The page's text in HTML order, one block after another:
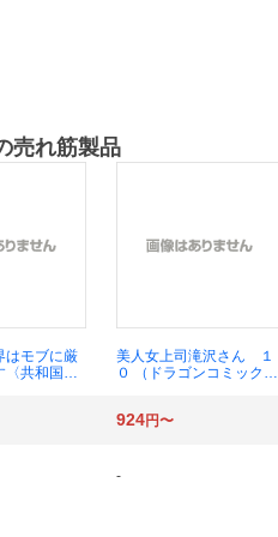
売れ筋製品
はモブに厳
〈共和国
美人女上司滝沢さん １
０ （ドラゴンコミックス
〔著〕
924円〜
-